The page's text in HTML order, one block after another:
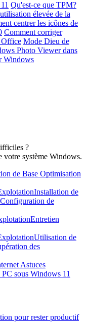
Qu'est-ce que TPM?
élevée de la
centrer les icônes de
Comment corriger
Office Mode Dieu de
Photo Viewer dans
Windows
?
votre système Windows.
de Base Optimisation
Installation de
Configuration de
Entretien
Utilisation de
des
Astuces
sous Windows 11
pour rester productif